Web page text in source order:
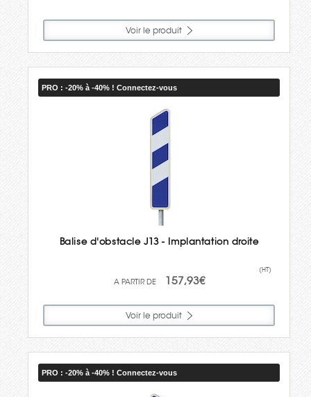
Voir le produit
PRO : -20% à -40% ! Connectez-vous
Balise d'obstacle J13 - Implantation droite
157,93€
(HT)
Voir le produit
PRO : -20% à -40% ! Connectez-vous